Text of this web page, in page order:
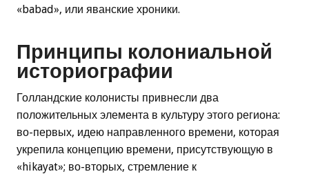
«babad», или яванские хроники.
Принципы колониальной
историографии
Голландские колонисты привнесли два
положительных элемента в культуру этого региона:
во-первых, идею направленного времени, которая
укрепила концепцию времени, присутствующую в
«hikayat»; во-вторых, стремление к